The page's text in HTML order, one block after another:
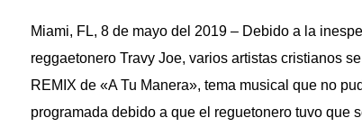
Miami, FL, 8 de mayo del 2019 – Debido a la
reggaetonero Travy Joe, varios artistas cristianos
REMIX de «A Tu Manera», tema musical que no
programada debido a que el reguetonero tuvo que